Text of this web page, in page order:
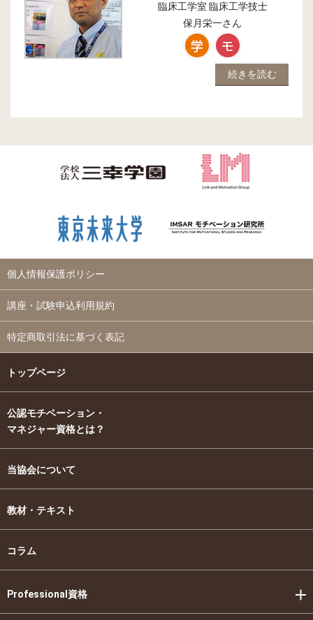
臨床工学室 臨床工学技士
保月栄一さん
続きを読む
個人情報保護ポリシー
講座・試験申込利用規約
特定商取引法に基づく表記
トップページ
公認モチベーション・
マネジャー資格とは？
当協会について
教材・テキスト
コラム
Professional資格